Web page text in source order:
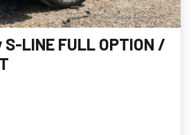
S-LINE FULL OPTION /